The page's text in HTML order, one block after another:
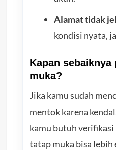
Alamat tidak
kondisi nyata,
Kapan
muka?
Jika kamu sudah
mentok karena
kamu butuh
tatap muka bisa lebih